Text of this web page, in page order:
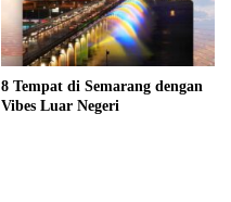
8 Tempat di Semarang dengan
Vibes Luar Negeri